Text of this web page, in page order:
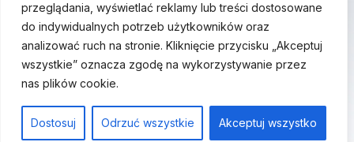
przeglądania, wyświetlać reklamy lub treści dostosowane
do indywidualnych potrzeb użytkowników oraz
analizować ruch na stronie. Kliknięcie przycisku „Akceptuj
wszystkie” oznacza zgodę na wykorzystywanie przez
nas plików cookie.
Dostosuj Odrzuć wszystkie Akceptuj wszystko
+48 58 380 24 24
info@endo-tech.pl
© 2025 Endo-Tech. All Rights Reserved |Polityka prywatności